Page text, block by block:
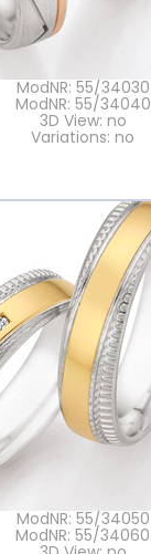
ModNR: 55/34030
ModNR: 55/34040
3D View: no
Variations: no
ModNR: 55/34050
ModNR: 55/34060